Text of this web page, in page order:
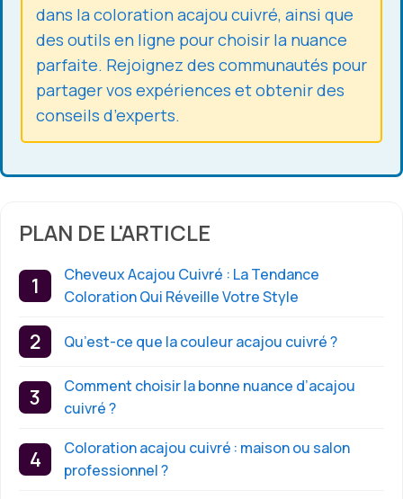
dans la coloration acajou cuivré, ainsi que
des outils en ligne pour choisir la nuance
parfaite. Rejoignez des communautés pour
partager vos expériences et obtenir des
conseils d’experts.
PLAN DE L'ARTICLE
Cheveux Acajou Cuivré : La Tendance
Coloration Qui Réveille Votre Style
Qu’est-ce que la couleur acajou cuivré ?
Comment choisir la bonne nuance d’acajou
cuivré ?
Coloration acajou cuivré : maison ou salon
professionnel ?